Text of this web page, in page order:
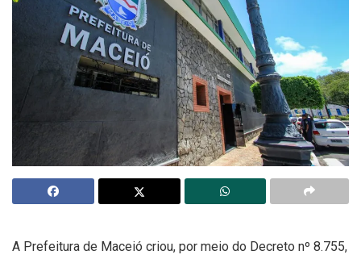
A Prefeitura de Maceió criou, por meio do Decreto nº 8.755,